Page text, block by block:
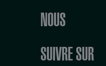
NOUS
SUIVRE SUR